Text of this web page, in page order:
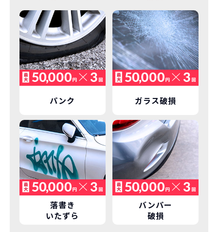
パンク ガラス破損
落書き
いたずら
バンパー
破損